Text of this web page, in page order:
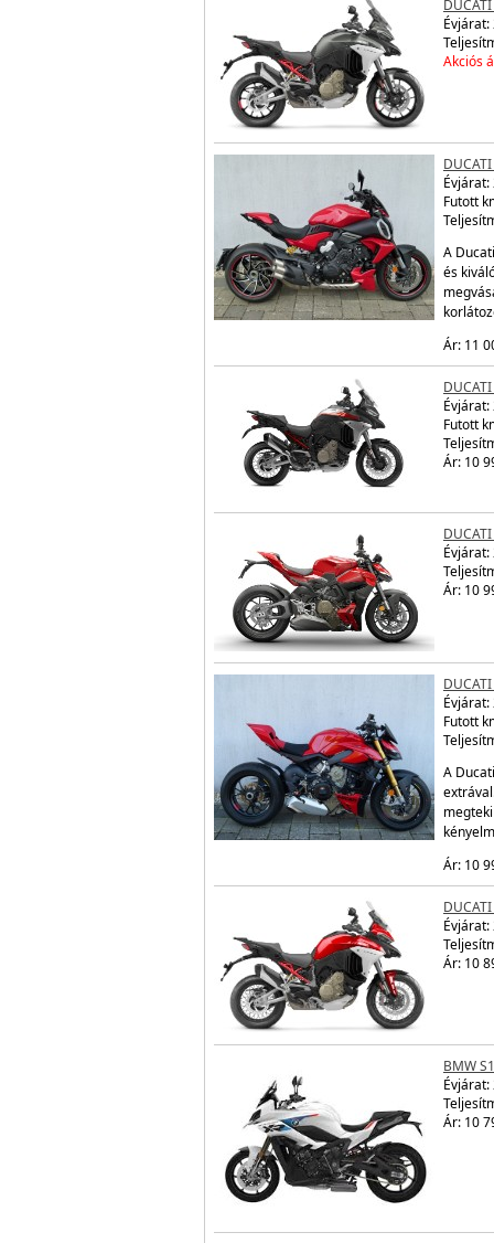
Évjárat:
Akciós
Évjárat:
Futott
A
és
Ár: 11
Évjárat:
Futott
Ár: 10
DUCATI
Évjárat:
Ár: 10
DUCATI
Évjárat:
Futott
A
Ár: 10
Évjárat:
Ár: 10
BMW
Évjárat:
Ár: 10